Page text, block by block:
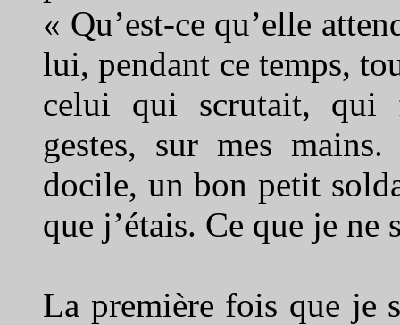
« Qu’est-ce qu’elle
lui, pendant ce temps,
celui qui scrutait, qui
gestes, sur mes
docile, un bon petit
que j’étais. Ce que je ne
La première fois que je